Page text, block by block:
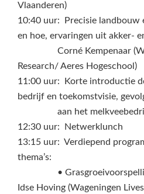
Vlaanderen)
10:40 uur: Precisie landbouw
en hoe, ervaringen uit akker-
Corné Kempenaar
Research/ Aeres Hogeschool)
11:00 uur: Korte introductie
bedrijf en toekomstvisie,
aan het melkveebedrijf,
12:30 uur: Netwerklunch
13:15 uur: Verdiepend
thema’s:
• Grasgroeivoorspelling
Idse Hoving (Wageningen